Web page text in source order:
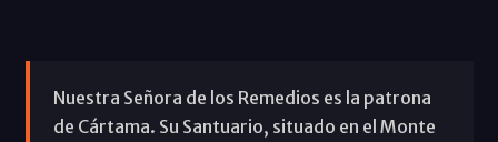
Nuestra Señora de los Remedios es la patrona
de Cártama. Su Santuario, situado en el Monte